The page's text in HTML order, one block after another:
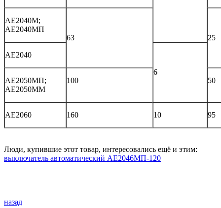
АЕ2040М;
АЕ2040МП
63
25
АЕ2040
6
АЕ2050МП;
АЕ2050ММ
100 50
АЕ2060 160 10 95
Люди, купившие этот товар, интересовались ещё и этим:
выключатель автоматический АЕ2046МП-120
назад